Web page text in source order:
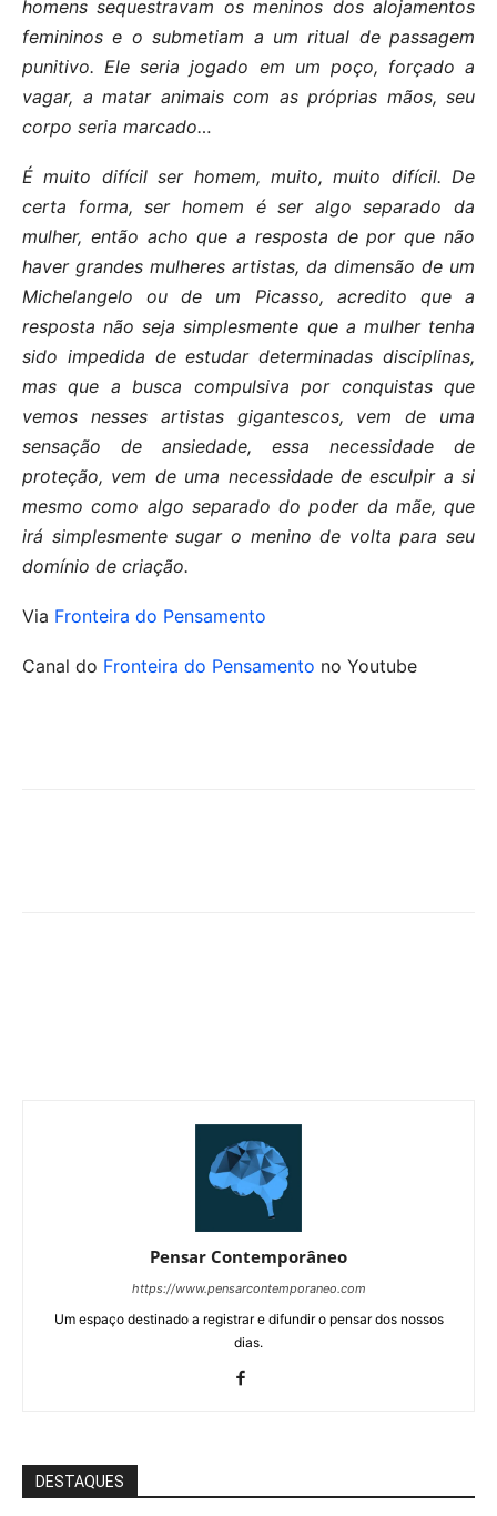
homens sequestravam os meninos dos alojamentos
femininos e o submetiam a um ritual de passagem
punitivo. Ele seria jogado em um poço, forçado a
vagar, a matar animais com as próprias mãos, seu
corpo seria marcado…
É muito difícil ser homem, muito, muito difícil. De
certa forma, ser homem é ser algo separado da
mulher, então acho que a resposta de por que não
haver grandes mulheres artistas, da dimensão de um
Michelangelo ou de um Picasso, acredito que a
resposta não seja simplesmente que a mulher tenha
sido impedida de estudar determinadas disciplinas,
mas que a busca compulsiva por conquistas que
vemos nesses artistas gigantescos, vem de uma
sensação de ansiedade, essa necessidade de
proteção, vem de uma necessidade de esculpir a si
mesmo como algo separado do poder da mãe, que
irá simplesmente sugar o menino de volta para seu
domínio de criação.
Via Fronteira do Pensamento
Canal do Fronteira do Pensamento no Youtube
Pensar Contemporâneo
https://www.pensarcontemporaneo.com
Um espaço destinado a registrar e difundir o pensar dos nossos
dias.
DESTAQUES